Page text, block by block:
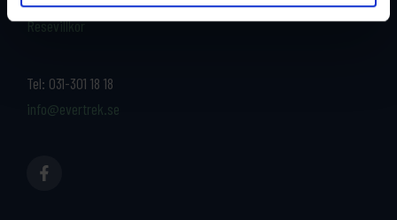
Tel: 031-301 18 18
info@evertrek.se
Resevillkor